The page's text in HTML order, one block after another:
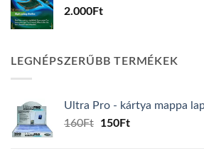
2.000Ft
LEGNÉPSZERŰBB TERMÉKEK
Ultra Pro - kártya mappa
160Ft
Original
150FtCurrent